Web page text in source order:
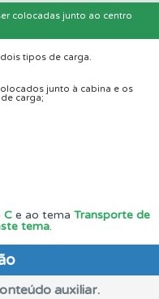
colocadas junto ao centro
tipos de carga.
junto à cabina e os
carga;
C e ao tema Transporte de
tema.
auxiliar.